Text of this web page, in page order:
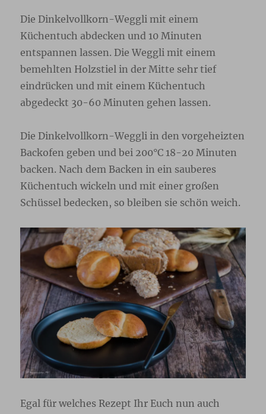
Die Dinkelvollkorn-Weggli mit einem
Küchentuch abdecken und 10 Minuten
entspannen lassen. Die Weggli mit einem
bemehlten Holzstiel in der Mitte sehr tief
eindrücken und mit einem Küchentuch
abgedeckt 30-60 Minuten gehen lassen.
Die Dinkelvollkorn-Weggli in den vorgeheizten
Backofen geben und bei 200°C 18-20 Minuten
backen. Nach dem Backen in ein sauberes
Küchentuch wickeln und mit einer großen
Schüssel bedecken, so bleiben sie schön weich.
Egal für welches Rezept Ihr Euch nun auch